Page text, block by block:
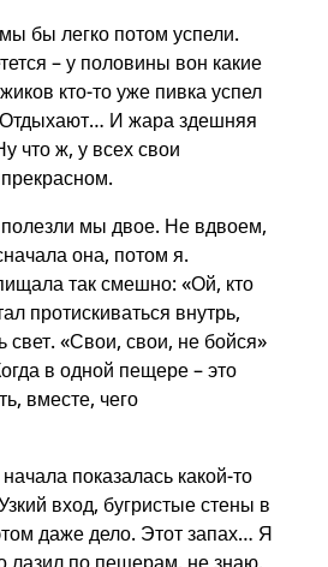
бы легко потом успели.
– у половины вон какие
кто-то уже пивка успел
И жара здешняя
что ж, у всех свои
мы двое. Не вдвоем,
она, потом я.
так смешно: «Ой, кто
протискиваться внутрь,
свет. «Свои, свои, не бойся»
в одной пещере – это
вместе, чего
показалась какой-то
вход, бугристые стены в
даже дело. Этот запах… Я